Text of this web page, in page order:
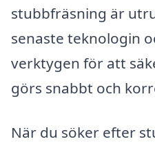
stubbfräsning är
senaste teknologin
verktygen för att
görs snabbt och
När du söker efter